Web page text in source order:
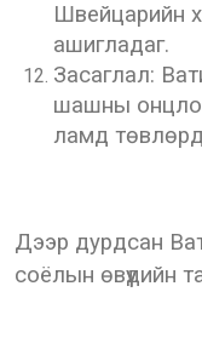
Швейцарийн
ашигладаг.
Засаглал:
шашны
ламд
Дээр дурдсан
соёлын өвүүдийн